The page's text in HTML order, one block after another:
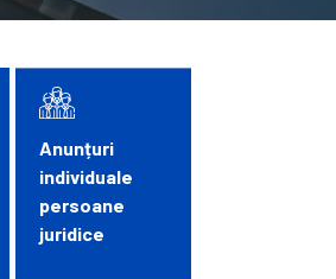
Anunțuri
individuale
persoane
juridice